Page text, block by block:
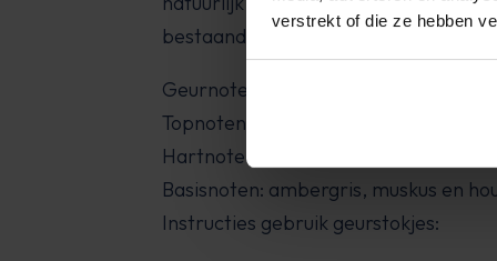
verstrekt of die ze hebben
bestaande uit lelietje-van-dalen,
Geurnoten Lily & Green Tea:
Topnoten: citroen en groene thee
Hartnoten: lelietje-van-dalen, roos en
Basisnoten: ambergris, muskus en
Instructies gebruik geurstokjes: